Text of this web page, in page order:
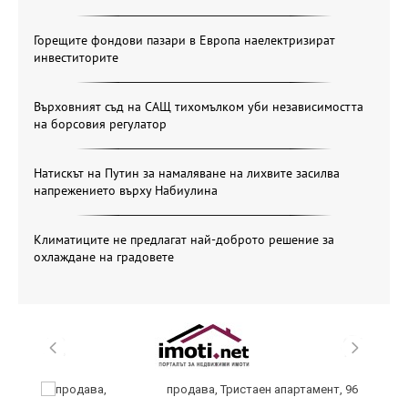
Горещите фондови пазари в Европа наелектризират
инвеститорите
Върховният съд на САЩ тихомълком уби независимостта
на борсовия регулатор
Натискът на Путин за намаляване на лихвите засилва
напрежението върху Набиулина
Климатиците не предлагат най-доброто решение за
охлаждане на градовете
продава, Тристаен апартамент, 96